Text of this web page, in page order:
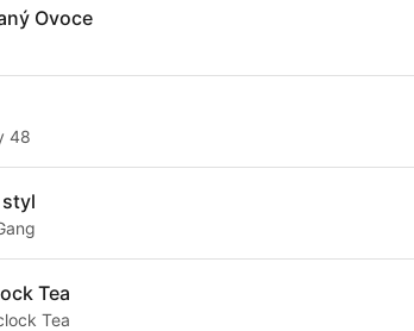
Ovoce
48
Tea
Tea